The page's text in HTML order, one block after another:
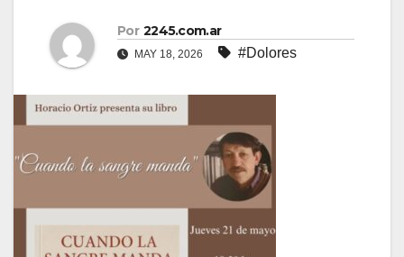
Por 2245.com.ar
MAY 18, 2026 #Dolores